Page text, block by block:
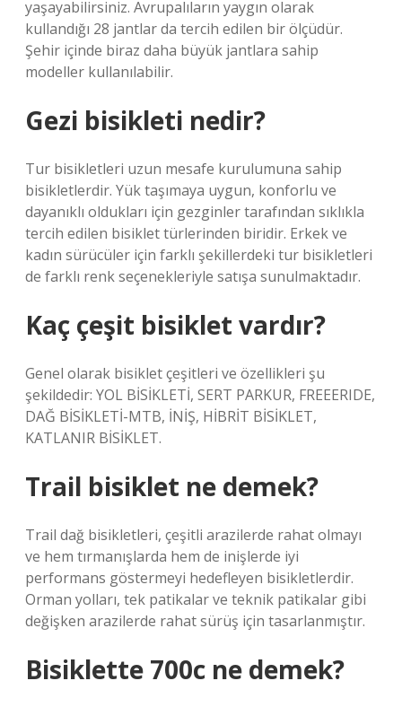
yaşayabilirsiniz. Avrupalıların yaygın olarak
kullandığı 28 jantlar da tercih edilen bir ölçüdür.
Şehir içinde biraz daha büyük jantlara sahip
modeller kullanılabilir.
Gezi bisikleti nedir?
Tur bisikletleri uzun mesafe kurulumuna sahip
bisikletlerdir. Yük taşımaya uygun, konforlu ve
dayanıklı oldukları için gezginler tarafından sıklıkla
tercih edilen bisiklet türlerinden biridir. Erkek ve
kadın sürücüler için farklı şekillerdeki tur bisikletleri
de farklı renk seçenekleriyle satışa sunulmaktadır.
Kaç çeşit bisiklet vardır?
Genel olarak bisiklet çeşitleri ve özellikleri şu
şekildedir: YOL BİSİKLETİ, SERT PARKUR, FREEERIDE,
DAĞ BİSİKLETİ-MTB, İNİŞ, HİBRİT BİSİKLET,
KATLANIR BİSİKLET.
Trail bisiklet ne demek?
Trail dağ bisikletleri, çeşitli arazilerde rahat olmayı
ve hem tırmanışlarda hem de inişlerde iyi
performans göstermeyi hedefleyen bisikletlerdir.
Orman yolları, tek patikalar ve teknik patikalar gibi
değişken arazilerde rahat sürüş için tasarlanmıştır.
Bisiklette 700c ne demek?